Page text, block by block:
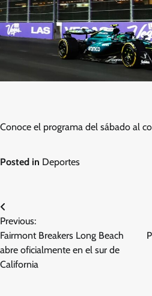
Conoce el programa del sábado al
Posted in Deportes
Post
navigation
Previous:
Fairmont Breakers Long Beach
abre oficialmente en el sur de
California